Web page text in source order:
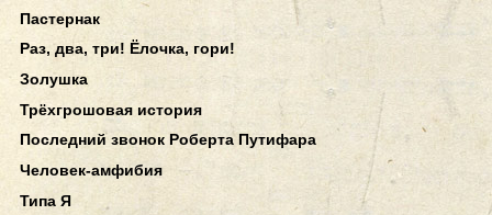
Пастернак
Раз, два, три! Ёлочка, гори!
Золушка
Трёхгрошовая история
Последний звонок Роберта Путифара
Человек-амфибия
Типа Я